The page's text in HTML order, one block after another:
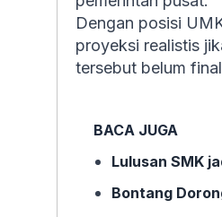
Dengan posisi
proyeksi realistis
tersebut belum
BACA JUGA
Lulusan SMK
Bontang